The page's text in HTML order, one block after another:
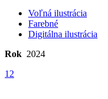
Voľná ilustrácia
Farebné
Digitálna ilustrácia
Rok 2024
12